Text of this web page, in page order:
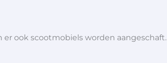
ook scootmobiels worden aangeschaft.